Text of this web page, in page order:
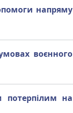
напряму
воєнного
потерпілим на